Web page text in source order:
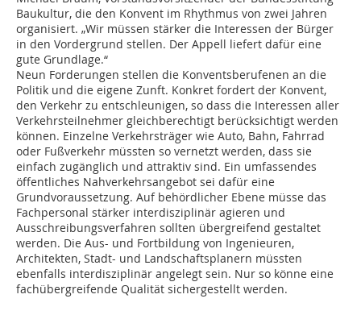
Baukultur, die den Konvent im Rhythmus von zwei Jahren
organisiert. „Wir müssen stärker die Interessen der Bürger
in den Vordergrund stellen. Der Appell liefert dafür eine
gute Grundlage.“
Neun Forderungen stellen die Konventsberufenen an die
Politik und die eigene Zunft. Konkret fordert der Konvent,
den Verkehr zu entschleunigen, so dass die Interessen aller
Verkehrsteilnehmer gleichberechtigt berücksichtigt werden
können. Einzelne Verkehrsträger wie Auto, Bahn, Fahrrad
oder Fußverkehr müssten so vernetzt werden, dass sie
einfach zugänglich und attraktiv sind. Ein umfassendes
öffentliches Nahverkehrsangebot sei dafür eine
Grundvoraussetzung. Auf behördlicher Ebene müsse das
Fachpersonal stärker interdisziplinär agieren und
Ausschreibungsverfahren sollten übergreifend gestaltet
werden. Die Aus- und Fortbildung von Ingenieuren,
Architekten, Stadt- und Landschaftsplanern müssten
ebenfalls interdisziplinär angelegt sein. Nur so könne eine
fachübergreifende Qualität sichergestellt werden.